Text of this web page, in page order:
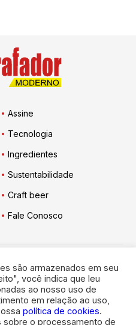
Assine
Tecnologia
Ingredientes
Sustentabilidade
Craft beer
Fale Conosco
nas Redes:
são armazenados em seu
você indica que leu
ao nosso uso de
em relação ao uso,
política de cookies.
sobre o processamento de